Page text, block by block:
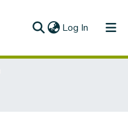
Log In (current)